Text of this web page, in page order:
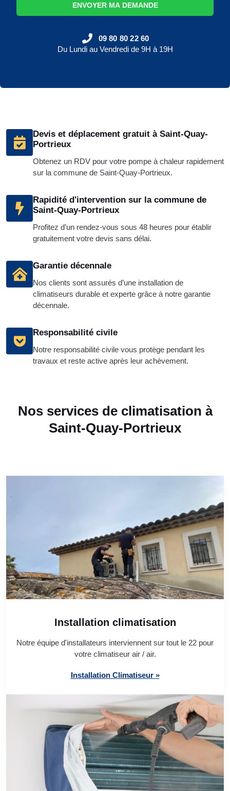
Devis et déplacement gratuit à Saint-Quay-
Portrieux
Obtenez un RDV pour votre pompe à chaleur rapidement
sur la commune de Saint-Quay-Portrieux.
Rapidité d'intervention sur la commune de
Saint-Quay-Portrieux
Profitez d’un rendez-vous sous 48 heures pour établir
gratuitement votre devis sans délai.
Garantie décennale
Nos clients sont assurés d’une installation de
climatiseurs durable et experte grâce à notre garantie
décennale.
Responsabilité civile
Notre responsabilité civile vous protège pendant les
travaux et reste active après leur achèvement.
ENVOYER MA DEMANDE
09 80 80 22 60
Du Lundi au Vendredi de 9H à 19H
Nos services de climatisation à
Saint-Quay-Portrieux
Installation climatisation
Notre équipe d'installateurs interviennent sur tout le 22 pour
votre climatiseur air / air.
Installation Climatiseur »